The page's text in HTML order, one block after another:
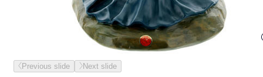
Previous slide Next slide